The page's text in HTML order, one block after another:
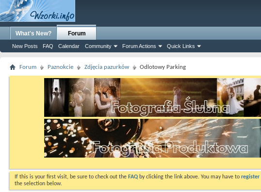
What's New? Forum
New Posts FAQ Calendar Community Forum Actions Quick Links
Forum Paznokcie Zdjęcia pazurków Odlotowy Parking
If this is your first visit, be sure to check out the FAQ by clicking the link above. You may have to register
the selection below.